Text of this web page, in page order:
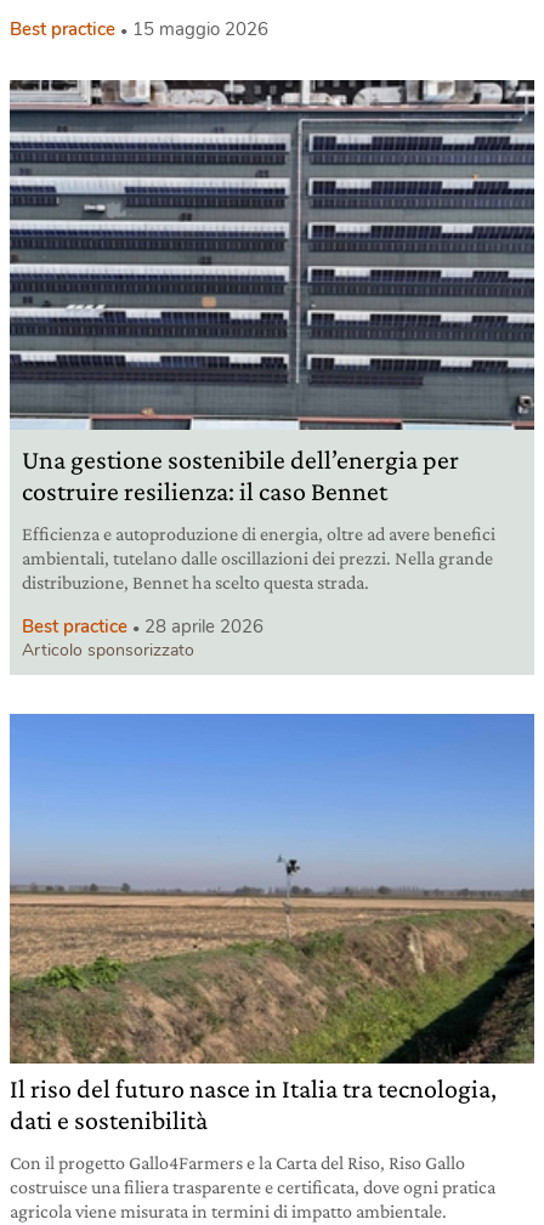
Best practice 15 maggio 2026
Una gestione sostenibile dell’energia per
costruire resilienza: il caso Bennet
Efficienza e autoproduzione di energia, oltre ad avere benefici
ambientali, tutelano dalle oscillazioni dei prezzi. Nella grande
distribuzione, Bennet ha scelto questa strada.
Best practice 28 aprile 2026
Articolo sponsorizzato
Il riso del futuro nasce in Italia tra tecnologia,
dati e sostenibilità
Con il progetto Gallo4Farmers e la Carta del Riso, Riso Gallo
costruisce una filiera trasparente e certificata, dove ogni pratica
agricola viene misurata in termini di impatto ambientale.